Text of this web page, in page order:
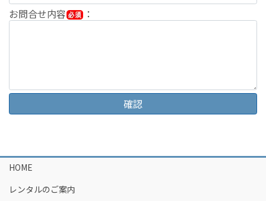
お問合せ内容 ：
HOME
レンタルのご案内